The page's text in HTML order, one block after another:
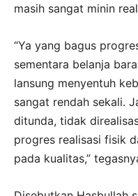
masih sangat minin
“Ya yang bagus
sementara belanja
lansung menyentuh
sangat rendah sekali.
ditunda, tidak
progres realisasi fisik
pada kualitas,”